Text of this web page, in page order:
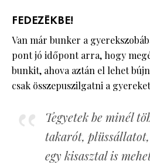
FEDEZÉKBE!
Van már bunker a
pont jó időpont arra, hogy
bunkit, ahova aztán el lehet
csak összepuszilgatni a
Tegyetek be minél
takarót,
egy kisasztal is